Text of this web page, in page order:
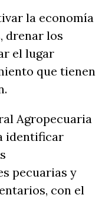
la economía
drenar los
el lugar
que tienen
Agropecuaria
identificar
pecuarias y
con el